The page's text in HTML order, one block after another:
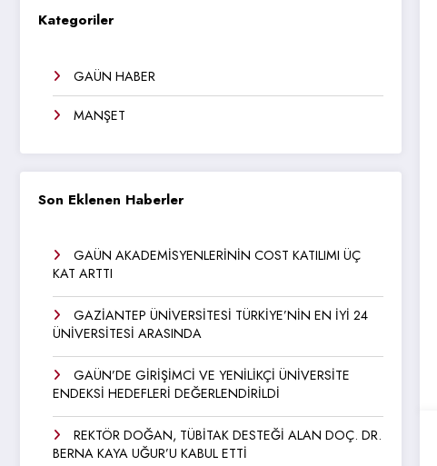
Kategoriler
GAÜN HABER
MANŞET
Son Eklenen Haberler
GAÜN AKADEMİSYENLERİNİN COST KATILIMI ÜÇ
KAT ARTTI
GAZİANTEP ÜNİVERSİTESİ TÜRKİYE’NİN EN İYİ 24
ÜNİVERSİTESİ ARASINDA
GAÜN’DE GİRİŞİMCİ VE YENİLİKÇİ ÜNİVERSİTE
ENDEKSİ HEDEFLERİ DEĞERLENDİRİLDİ
REKTÖR DOĞAN, TÜBİTAK DESTEĞİ ALAN DOÇ. DR.
BERNA KAYA UĞUR’U KABUL ETTİ